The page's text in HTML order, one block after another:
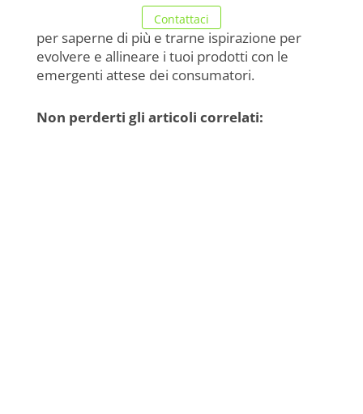
Contattaci
per saperne di più e trarne ispirazione per
evolvere e allineare i tuoi prodotti con le
emergenti attese dei consumatori.
Non perderti gli articoli correlati: